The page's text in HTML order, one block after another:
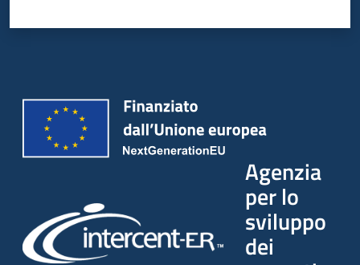
Agenzia
per lo
sviluppo
dei